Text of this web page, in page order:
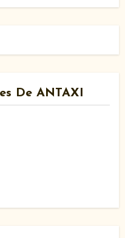
De ANTAXI